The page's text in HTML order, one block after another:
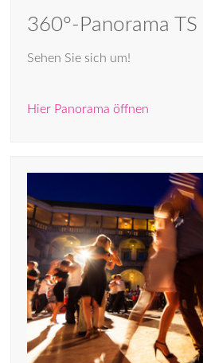
360°-Panorama
Sehen Sie sich um!
Hier Panorama öffnen